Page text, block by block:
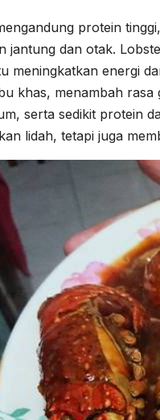
protein
jantung dan otak.
meningkatkan energi
khas, menambah rasa
serta sedikit protein
lidah, tetapi juga